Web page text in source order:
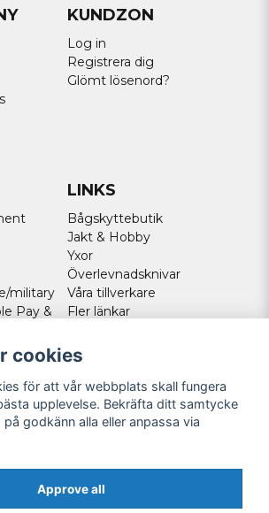
KUNDZON
Log in
Registrera dig
Glömt lösenord?
military
Pay &
LINKS
Bågskyttebutik
Jakt & Hobby
Yxor
Överlevnadsknivar
Våra tillverkare
Fler länkar
cookies
för att vår webbplats skall fungera
upplevelse. Bekräfta ditt samtycke
godkänn alla eller anpassa via
Approve all